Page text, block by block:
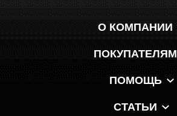
О КОМПАНИИ
ПОКУПАТЕЛЯМ
ПОМОЩЬ
СТАТЬИ